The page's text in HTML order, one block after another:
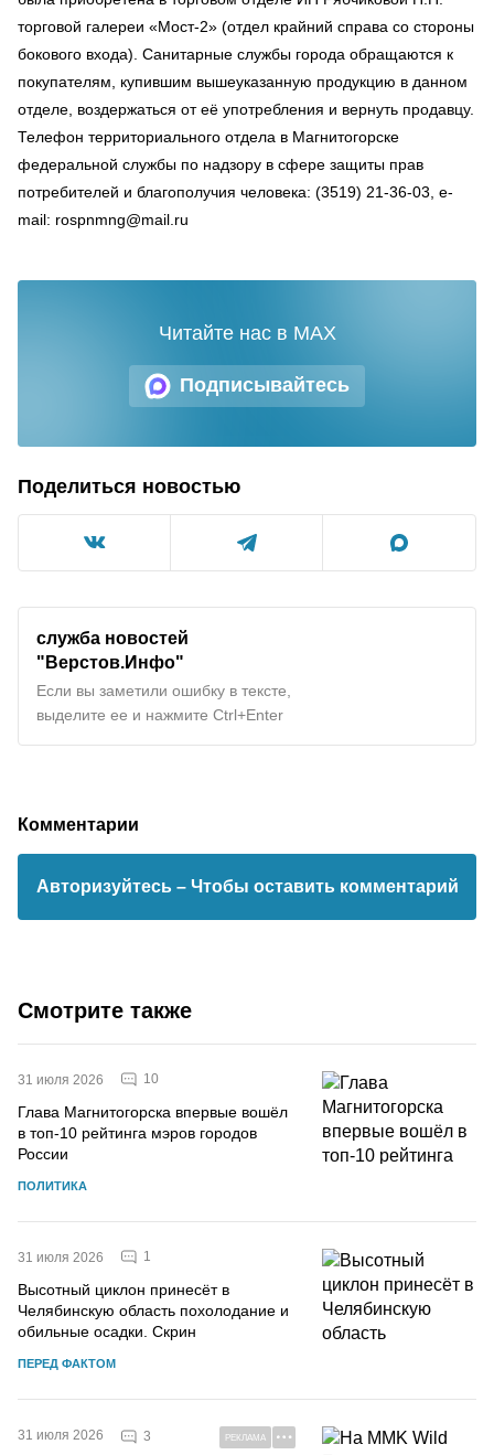
торговой галереи «Мост-2» (отдел крайний справа со стороны
бокового входа). Санитарные службы города обращаются к
покупателям, купившим вышеуказанную продукцию в данном
отделе, воздержаться от её употребления и вернуть продавцу.
Телефон территориального отдела в Магнитогорске
федеральной службы по надзору в сфере защиты прав
потребителей и благополучия человека: (3519) 21-36-03, e-
mail: rospnmng@mail.ru
Подписывайтесь
Читайте нас в MAX
Поделиться новостью
служба новостей
"Верстов.Инфо"
Если вы заметили ошибку в тексте,
выделите ее и нажмите Ctrl+Enter
Комментарии
Авторизуйтесь – Чтобы оставить комментарий
Смотрите также
31 июля 2026 10
Глава Магнитогорска впервые вошёл
в топ-10 рейтинга мэров городов
России
ПОЛИТИКА
31 июля 2026 1
Высотный циклон принесёт в
Челябинскую область похолодание и
обильные осадки. Скрин
ПЕРЕД ФАКТОМ
31 июля 2026 3 РЕКЛАМА